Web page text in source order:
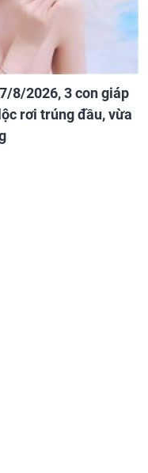
8/2026, 3 con giáp
rơi trúng đầu, vừa